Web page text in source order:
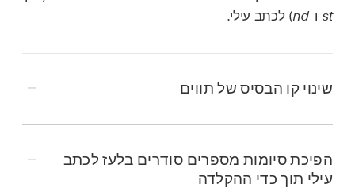
st ו‑nd) לכתב עילי.
שינוי קו הבסיס של תווים
במקטע ״גופן״ של כלי הבקרה.
אם אינך רואה את פקדי המלל, הקש/י על ״מלל״ או
הפיכת סיומות מספרים סודרים בלעז לכתב
עילי תוך כדי ההקלדה